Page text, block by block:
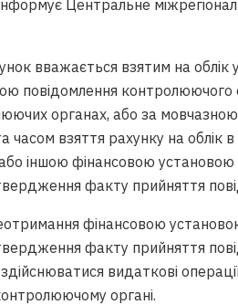
Центральне
вважається взятим на
повідомлення контролюючого
органах, або за
часом взяття рахунку на облік
іншою фінансовою установою
факту прийняття
фінансовою
факту прийняття
видаткові
органі.